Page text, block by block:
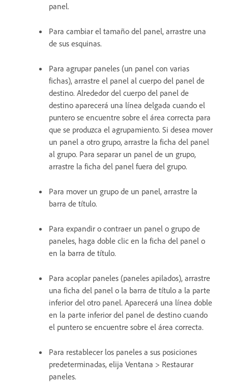
panel.
Para cambiar el tamaño del panel, arrastre una
de sus esquinas.
Para agrupar paneles (un panel con varias
fichas), arrastre el panel al cuerpo del panel de
destino. Alrededor del cuerpo del panel de
destino aparecerá una línea delgada cuando el
puntero se encuentre sobre el área correcta para
que se produzca el agrupamiento. Si desea mover
un panel a otro grupo, arrastre la ficha del panel
al grupo. Para separar un panel de un grupo,
arrastre la ficha del panel fuera del grupo.
Para mover un grupo de un panel, arrastre la
barra de título.
Para expandir o contraer un panel o grupo de
paneles, haga doble clic en la ficha del panel o
en la barra de título.
Para acoplar paneles (paneles apilados), arrastre
una ficha del panel o la barra de título a la parte
inferior del otro panel. Aparecerá una línea doble
en la parte inferior del panel de destino cuando
el puntero se encuentre sobre el área correcta.
Para restablecer los paneles a sus posiciones
predeterminadas, elija Ventana > Restaurar
paneles.